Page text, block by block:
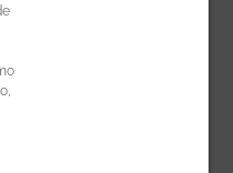
SE
por e-mail: